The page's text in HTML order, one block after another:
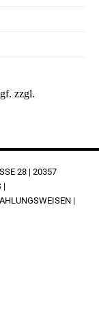
zzgl.
28 | 20357 H
|
|